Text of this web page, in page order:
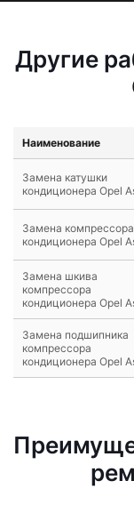
Другие
Наименование
Замена катушки
кондиционера Opel
Замена компрессора
кондиционера Opel
Замена шкива
компрессора
кондиционера Opel
Замена подшипника
компрессора
кондиционера Opel